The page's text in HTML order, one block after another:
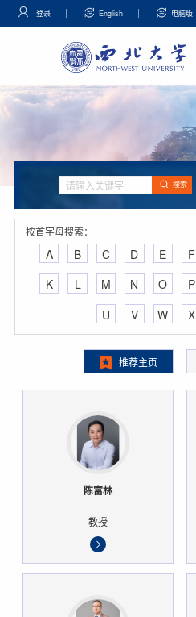
登录 English 电脑版
搜索
按首字母搜索：
A B C D E F
K
L M N O P
U
V W X
推荐主页
陈富林
教授